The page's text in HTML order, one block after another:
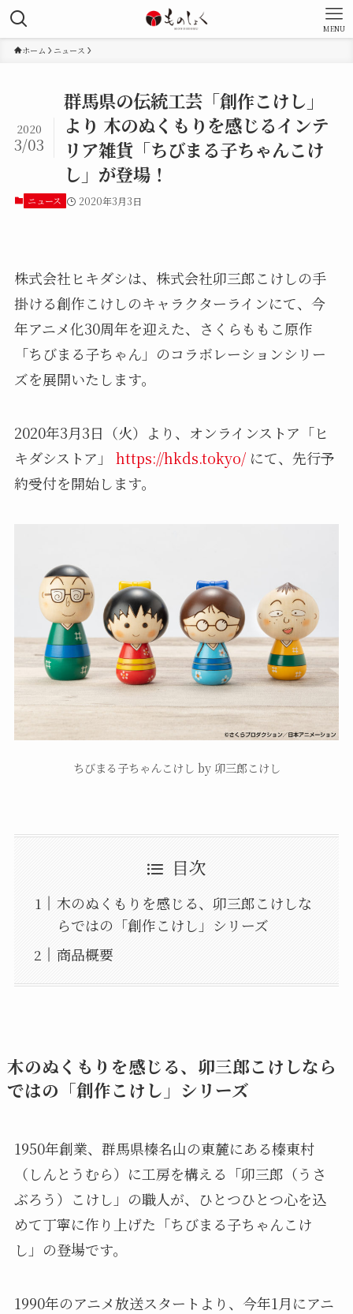
MENU
ホーム ニュース
群馬県の伝統工芸「創作こけし」
より 木のぬくもりを感じるインテ
リア雑貨「ちびまる子ちゃんこけ
し」が登場！
2020
3/03
ニュース 2020年3月3日
株式会社ヒキダシは、株式会社卯三郎こけしの手
掛ける創作こけしのキャラクターラインにて、今
年アニメ化30周年を迎えた、さくらももこ原作
「ちびまる子ちゃん」のコラボレーションシリー
ズを展開いたします。
2020年3月3日（火）より、オンラインストア「ヒ
キダシストア」 https://hkds.tokyo/にて、先行予
約受付を開始します。
ちびまる子ちゃんこけし by 卯三郎こけし
目次
木のぬくもりを感じる、卯三郎こけしな
らではの「創作こけし」シリーズ
商品概要
木のぬくもりを感じる、卯三郎こけしなら
ではの「創作こけし」シリーズ
1950年創業、群馬県榛名山の東麓にある榛東村
（しんとうむら）に工房を構える「卯三郎（うさ
ぶろう）こけし」の職人が、ひとつひとつ心を込
めて丁寧に作り上げた「ちびまる子ちゃんこけ
し」の登場です。
1990年のアニメ放送スタートより、今年1月にアニ